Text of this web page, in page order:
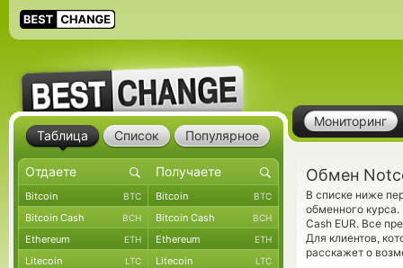
Мониторинг
Обмен
В списке ниже
обменного
Cash EUR. Все
Для клиентов,
расскажет о
Таблица Список Популярное
Bitcoin BTC Bitcoin BTC
Bitcoin Cash BCH Bitcoin Cash BCH
Ethereum ETH Ethereum ETH
Litecoin LTC Litecoin LTC